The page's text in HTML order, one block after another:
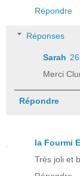
Répondre
Réponses
Sarah
Merci
Répondre
la Fourmi
Très joli et